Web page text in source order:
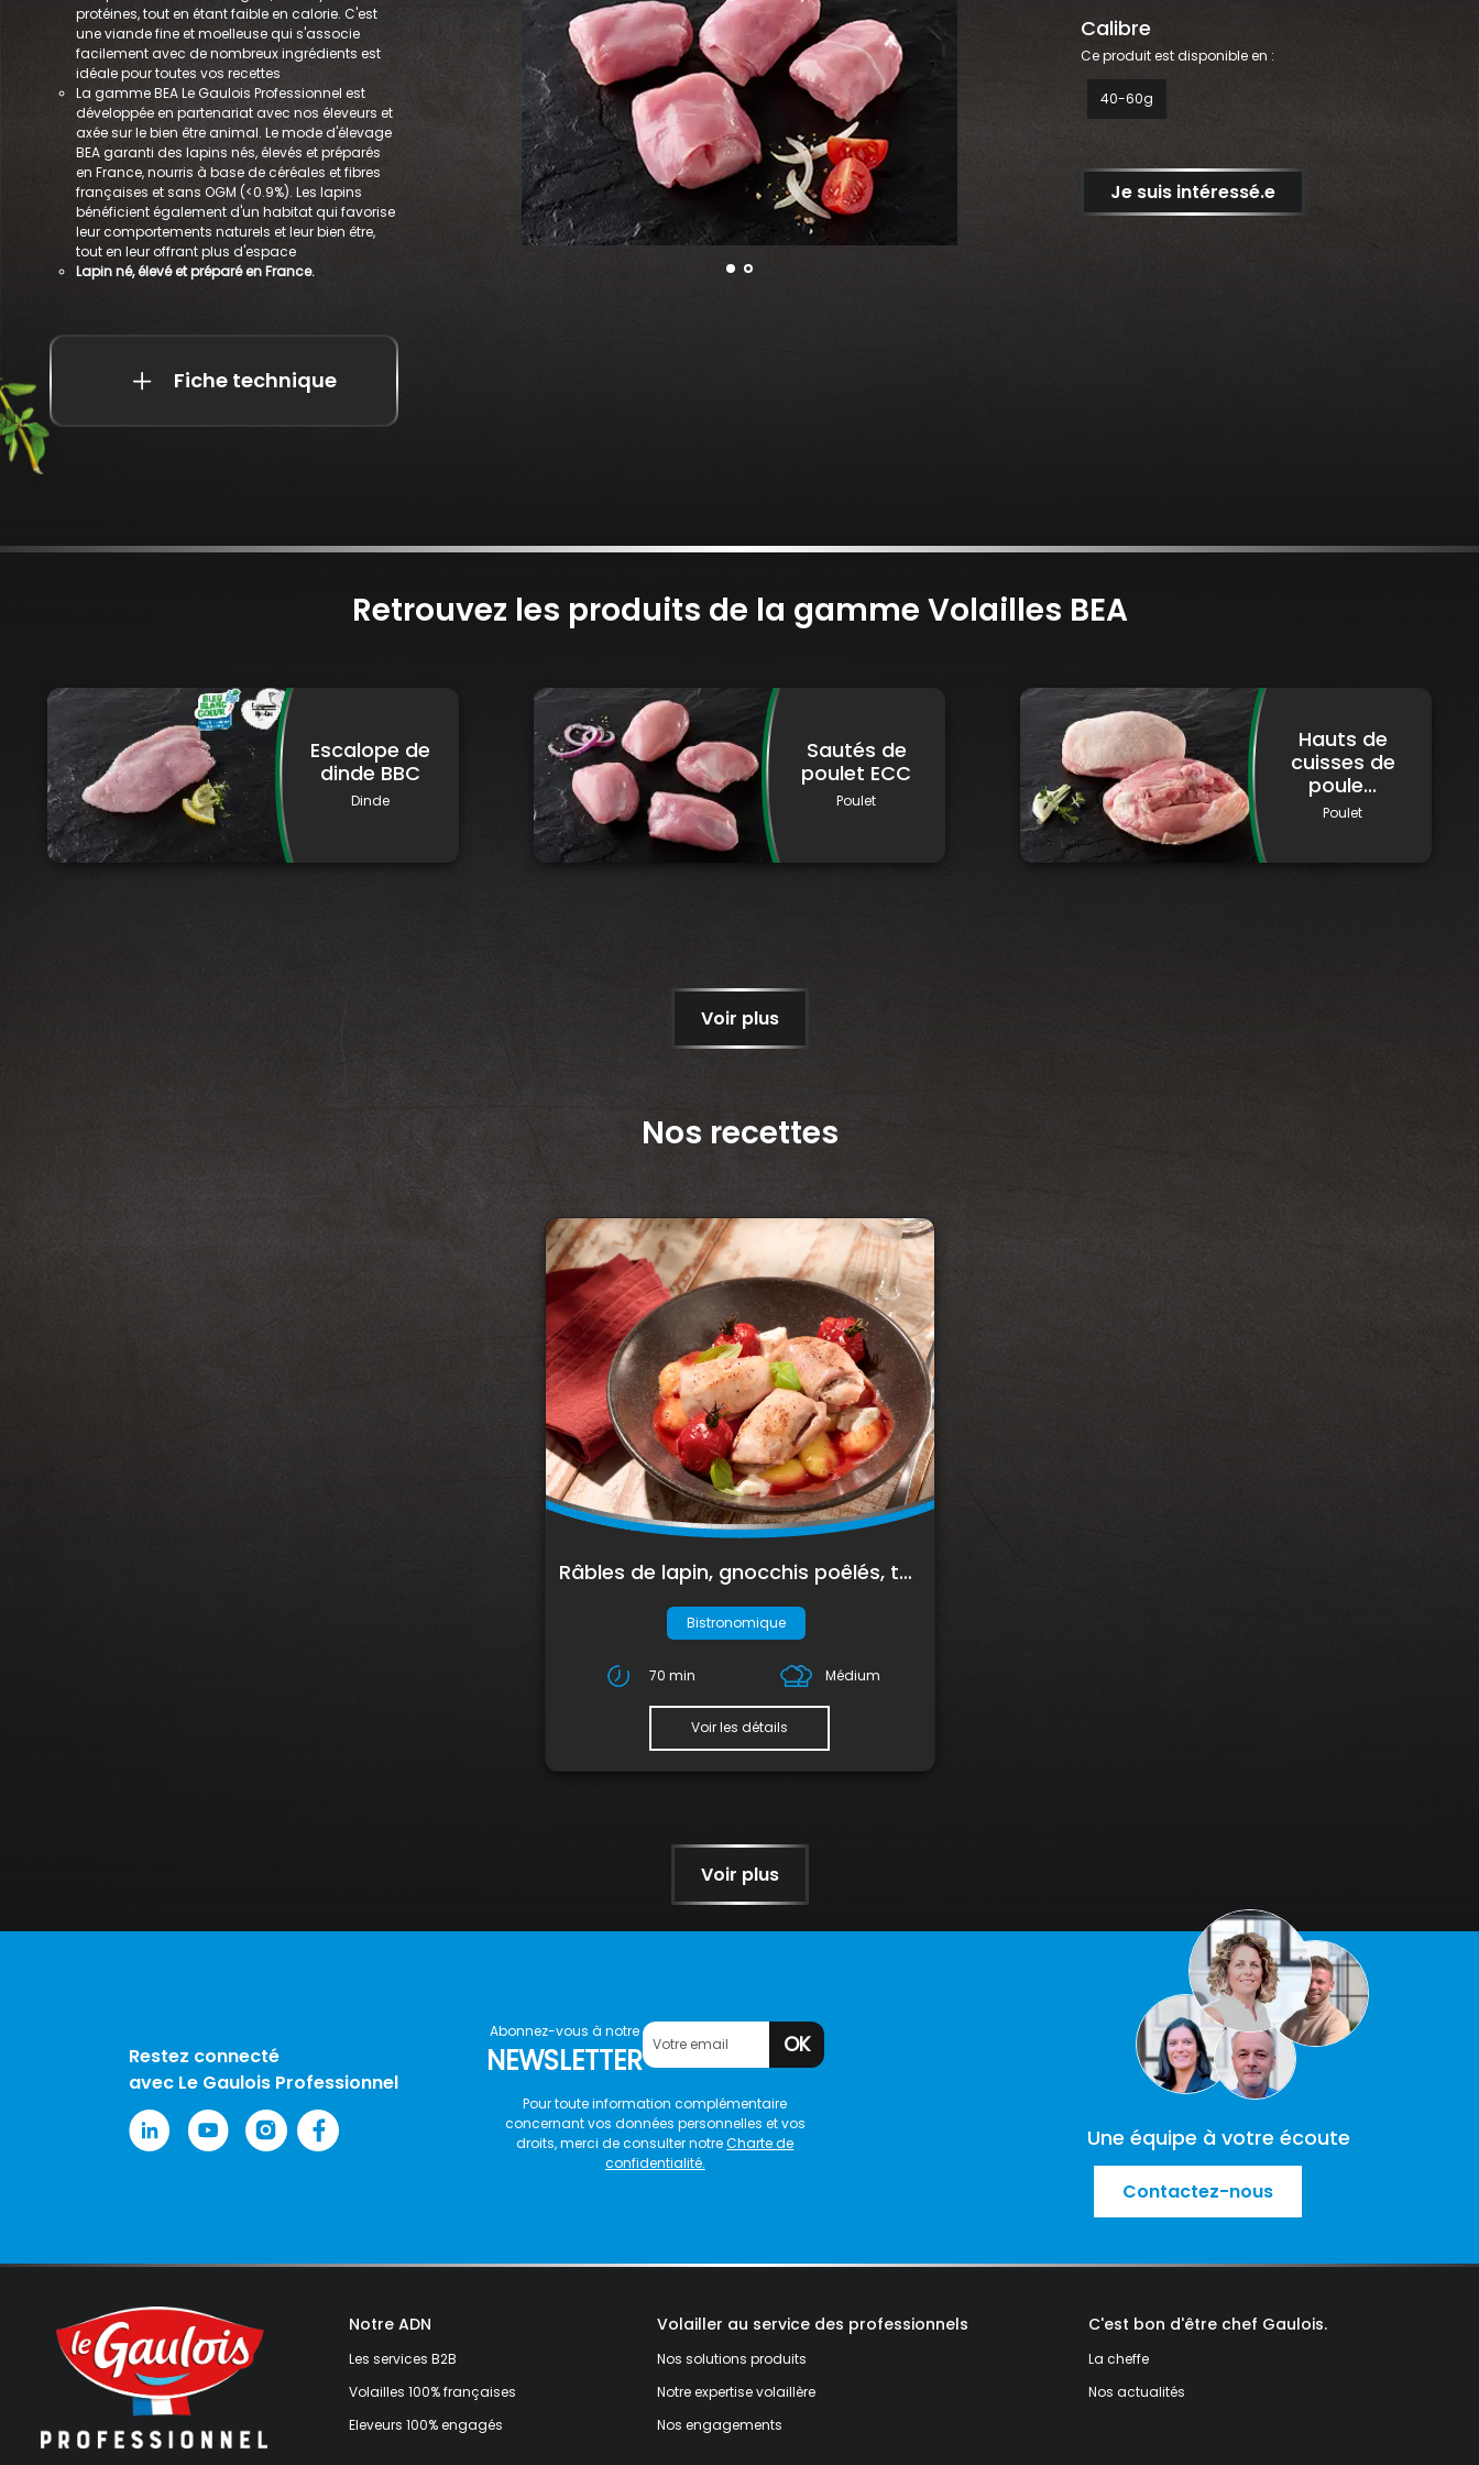
protéines, tout en étant faible en calorie. C'est
une viande fine et moelleuse qui s'associe
facilement avec de nombreux ingrédients est
idéale pour toutes vos recettes
La gamme BEA Le Gaulois Professionnel est
développée en partenariat avec nos éleveurs et
axée sur le bien être animal. Le mode d'élevage
BEA garanti des lapins nés, élevés et préparés
en France, nourris à base de céréales et fibres
françaises et sans OGM (<0.9%). Les lapins
bénéficient également d'un habitat qui favorise
leur comportements naturels et leur bien être,
tout en leur offrant plus d'espace
Lapin né, élevé et préparé en France.
Fiche technique
Calibre
Ce produit est disponible en :
40-60g
Je suis intéressé.e
Retrouvez les produits de la gamme Volailles BEA
Escalope de
dinde BBC
Dinde
Sautés de
poulet ECC
Poulet
Hauts de
cuisses de
poule...
Poulet
Voir plus
Nos recettes
Râbles de lapin, gnocchis poêlés, tomates rôties & burrata
Bistronomique
70 min Médium
Voir les détails
Voir plus
Une équipe à votre écoute
Contactez-nous
Abonnez-vous à notre
NEWSLETTER OK
Pour toute information complémentaire
concernant vos données personnelles et vos
droits, merci de consulter notreCharte de
confidentialité.
Restez connecté
avec Le Gaulois Professionnel
Notre ADN
Les services B2B
Volailles 100% françaises
Eleveurs 100% engagés
Volailler au service des professionnels
Nos solutions produits
Notre expertise volaillère
Nos engagements
C'est bon d'être chef Gaulois.
La cheffe
Nos actualités